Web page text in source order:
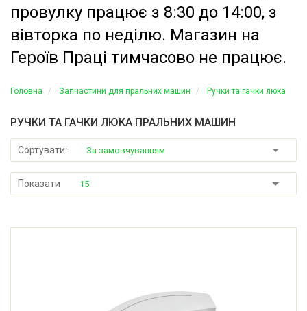
провулку працює з 8:30 до 14:00, з
вівторка по неділю. Магазин на
Героїв Праці тимчасово не працює.
Головна Запчастини для пральних машин Ручки та гачки люка
РУЧКИ ТА ГАЧКИ ЛЮКА ПРАЛЬНИХ МАШИН
Сортувати: За замовчуванням
Показати 15